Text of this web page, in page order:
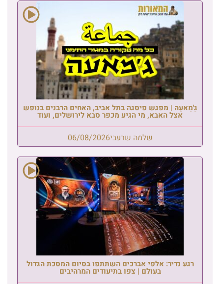
גַ'מַאעַה | מפגש פיסגה בתל אביב, האחים הרבנים בנופש
אצל האבא, מי הגיע מכפר סבא לירושלים, ועוד
שלמה שרעבי06/08/2026
רגע נדיר: אלפי אברכים השתתפו בסיום המסכת הגדול
בעולם | צפו בתיעודים המרהיבים